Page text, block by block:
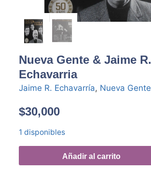
Nueva Gente & Jaime R.
Echavarria
Jaime R. Echavarría, Nueva Gente
$30,000
1 disponibles
Añadir al carrito